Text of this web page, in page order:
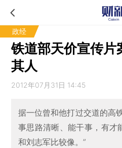
政经
铁道部天价宣传片
其人
2012年07月31日 14:45
据一位曾和他打过交道的高
事思路清晰、能干事，有才
和刘志军比较像。”